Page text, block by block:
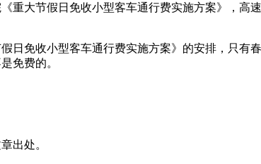
重大节假日免收小型客车通行费实施方案》，高
日免收小型客车通行费实施方案》的安排，只有
免费的。
出处。